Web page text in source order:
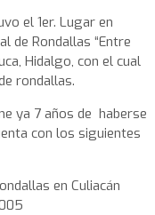
el 1er. Lugar en
de Rondallas “Entre
Hidalgo, con el cual
rondallas.
ya 7 años de haberse
con los siguientes
en Culiacán